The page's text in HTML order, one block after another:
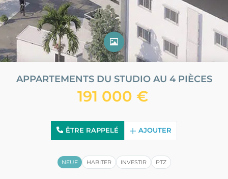
APPARTEMENTS DU STUDIO AU 4 PIÈCES
191 000 €
ÊTRE RAPPELÉ AJOUTER
NEUF HABITER INVESTIR PTZ